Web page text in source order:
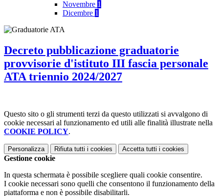
Novembre 1
Dicembre 1
Decreto pubblicazione graduatorie
provvisorie d'istituto III fascia personale
ATA triennio 2024/2027
Questo sito o gli strumenti terzi da questo utilizzati si avvalgono di
cookie necessari al funzionamento ed utili alle finalità illustrate nella
COOKIE POLICY.
Personalizza Rifiuta tutti i cookies Accetta tutti i cookies
Gestione cookie
In questa schermata è possibile scegliere quali cookie consentire.
I cookie necessari sono quelli che consentono il funzionamento della
piattaforma e non è possibile disabilitarli.